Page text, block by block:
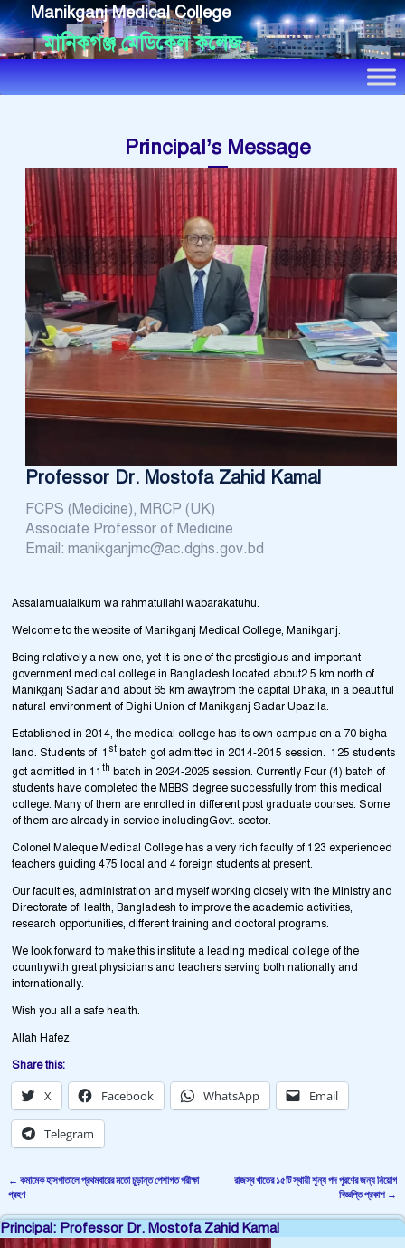
Manikganj Medical College
মানিকগঞ্জ মেডিকেল কলেজ
Principal’s Message
Professor Dr. Mostofa Zahid Kamal
FCPS (Medicine), MRCP (UK)
Associate Professor of Medicine
Email: manikganjmc@ac.dghs.gov.bd
Assalamualaikum wa rahmatullahi wabarakatuhu.
Welcome to the website of Manikganj Medical College, Manikganj.
Being relatively a new one, yet it is one of the prestigious and important
government medical college in Bangladesh located about2.5 km north of
Manikganj Sadar and about 65 km awayfrom the capital Dhaka, in a beautiful
natural environment of Dighi Union of Manikganj Sadar Upazila.
Established in 2014, the medical college has its own campus on a 70 bigha
land. Students of 1 st batch got admitted in 2014-2015 session. 125 students
got admitted in 11 th batch in 2024-2025 session. Currently Four (4) batch of
students have completed the MBBS degree successfully from this medical
college. Many of them are enrolled in different post graduate courses. Some
of them are already in service includingGovt. sector.
Colonel Maleque Medical College has a very rich faculty of 123 experienced
teachers guiding 475 local and 4 foreign students at present.
Our faculties, administration and myself working closely with the Ministry and
Directorate ofHealth, Bangladesh to improve the academic activities,
research opportunities, different training and doctoral programs.
We look forward to make this institute a leading medical college of the
countrywith great physicians and teachers serving both nationally and
internationally.
Wish you all a safe health.
Allah Hafez.
Share this:
X Facebook WhatsApp Email
Telegram
Post navigation
← কমামেক হাসপাতালে প্রথমবারের মতো চূড়ান্ত পেশাগত পরীক্ষা
গ্রহণ
রাজস্ব খাতের ১৫টি স্থায়ী শূন্য পদ পূরণের জন্য নিয়োগ
বিজ্ঞপ্তি প্রকাশ →
Principal: Professor Dr. Mostofa Zahid Kamal